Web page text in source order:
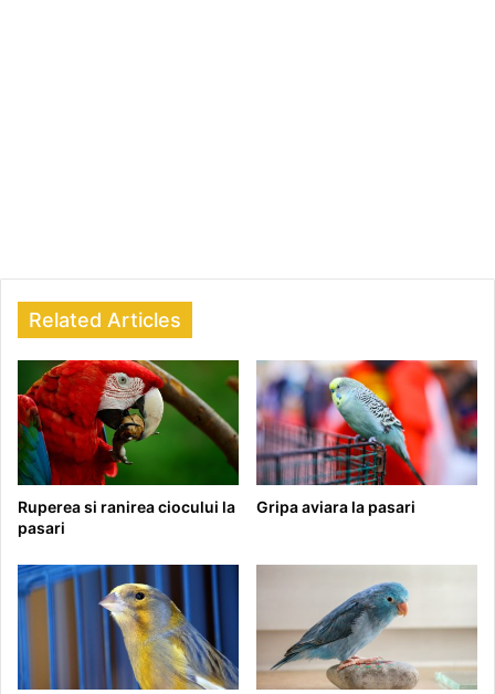
Related Articles
Ruperea si ranirea ciocului la
pasari
Gripa aviara la pasari